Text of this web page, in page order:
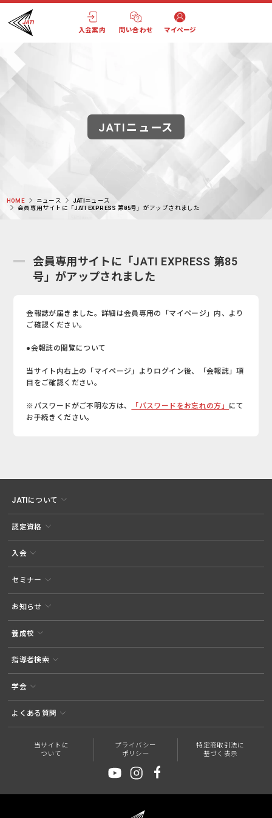
入会案内 問い合わせ マイページ
JATIニュース
HOME ニュース
JATIニュース
会員専用サイトに「JATI EXPRESS 第85号」がアップされました
会員専用サイトに「JATI EXPRESS 第85
号」がアップされました
会報誌が届きました。詳細は会員専用の「マイページ」内、より
ご確認ください。
●会報誌の閲覧について
当サイト内右上の「マイページ」よりログイン後、「会報誌」項
目をご確認ください。
※パスワードがご不明な方は、 「パスワードをお忘れの方」 にて
お手続きください。
JATIについて
認定資格
入会
セミナー
お知らせ
養成校
指導者検索
学会
よくある質問
当サイトに
ついて
プライバシー
ポリシー
特定商取引法に
基づく表示